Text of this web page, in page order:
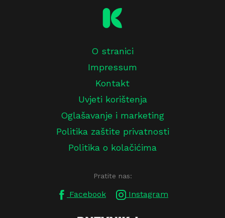
O stranici
Impressum
Kontakt
Uvjeti korištenja
Oglašavanje i marketing
Politika zaštite privatnosti
Politika o kolačićima
Pratite nas:
Facebook Instagram